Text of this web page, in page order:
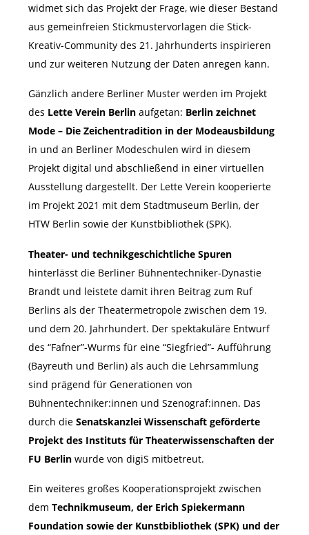
widmet sich das Projekt der Frage, wie dieser Bestand
aus gemeinfreien Stickmustervorlagen die Stick-
Kreativ-Community des 21. Jahrhunderts inspirieren
und zur weiteren Nutzung der Daten anregen kann.
Gänzlich andere Berliner Muster werden im Projekt
des Lette Verein Berlinaufgetan: Berlin zeichnet
Mode – Die Zeichentradition in der Modeausbildung
in und an Berliner Modeschulen wird in diesem
Projekt digital und abschließend in einer virtuellen
Ausstellung dargestellt. Der Lette Verein kooperierte
im Projekt 2021 mit dem Stadtmuseum Berlin, der
HTW Berlin sowie der Kunstbibliothek (SPK).
Theater- und technikgeschichtliche Spuren
hinterlässt die Berliner Bühnentechniker-Dynastie
Brandt und leistete damit ihren Beitrag zum Ruf
Berlins als der Theatermetropole zwischen dem 19.
und dem 20. Jahrhundert. Der spektakuläre Entwurf
des “Fafner”-Wurms für eine “Siegfried”- Aufführung
(Bayreuth und Berlin) als auch die Lehrsammlung
sind prägend für Generationen von
Bühnentechniker:innen und Szenograf:innen. Das
durch die Senatskanzlei Wissenschaft geförderte
Projekt des Instituts für Theaterwissenschaften der
FU Berlin wurde von digiS mitbetreut.
Ein weiteres großes Kooperationsprojekt zwischen
dem Technikmuseum, der Erich Spiekermann
Foundation sowie der Kunstbibliothek (SPK) und der